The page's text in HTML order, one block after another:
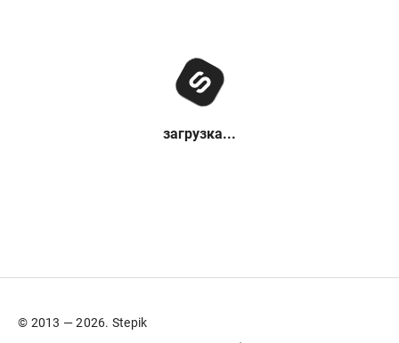
загрузка...
© 2013 — 2026. Stepik